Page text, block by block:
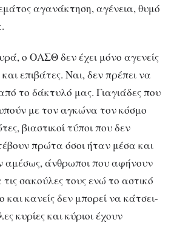
αγανάκτηση, αγένεια, θυμό
ο ΟΑΣΘ δεν έχει μόνο αγενείς
επιβάτες. Ναι, δεν πρέπει να
το δάκτυλό μας. Γιαγιάδες που
με τον αγκώνα τον κόσμο
βιαστικοί τύποι που δεν
πρώτα όσοι ήταν μέσα και
αμέσως, άνθρωποι που αφήνουν
σακούλες τους ενώ το αστικό
και κανείς δεν μπορεί να κάτσει-
κυρίες και κύριοι έχουν